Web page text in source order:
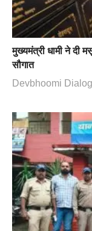
मुख्यमंत्री धामी ने दी
सौगात
Devbhoomi